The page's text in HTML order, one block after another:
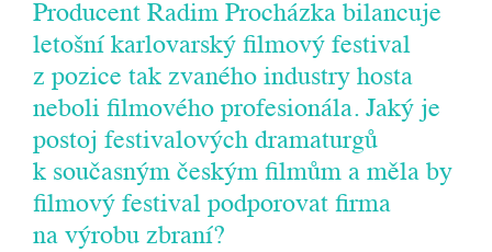
Producent Radim Procházka bilancuje
letošní karlovarský filmový festival
z pozice tak zvaného industry hosta
neboli filmového profesionála. Jaký je
postoj festivalových dramaturgů
k současným českým filmům a měla by
filmový festival podporovat firma
na výrobu zbraní?